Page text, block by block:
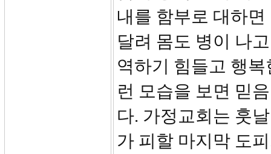
내를 함부로 대하
달려 몸도 병이 나
역하기 힘들고 행
런 모습을 보면 믿
다. 가정교회는 훗
가 피할 마지막 도